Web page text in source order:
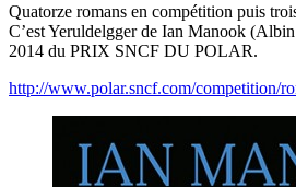
Quatorze romans en compétition puis
C’est Yeruldelgger de Ian Manook
2014 du PRIX SNCF DU POLAR.
http://www.polar.sncf.com/competition/